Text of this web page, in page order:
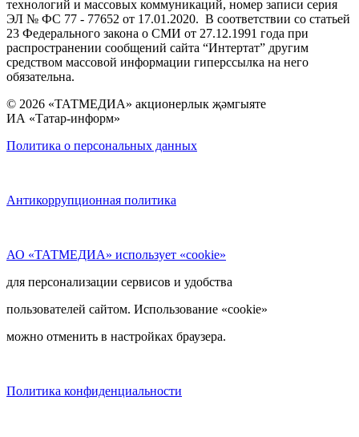
технологий и массовых коммуникаций, номер записи серия
ЭЛ № ФС 77 - 77652 от 17.01.2020. В соответствии со статьей
23 Федерального закона о СМИ от 27.12.1991 года при
распространении сообщений сайта “Интертат” другим
средством массовой информации гиперссылка на него
обязательна.
© 2026 «ТАТМЕДИА» акционерлык җәмгыяте
ИА «Татар-информ»
Политика о персональных данных
Антикоррупционная политика
АО «ТАТМЕДИА» использует «cookie»
для персонализации сервисов и удобства
пользователей сайтом. Использование «cookie»
можно отменить в настройках браузера.
Политика конфиденциальности